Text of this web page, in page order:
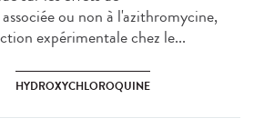
ou non à l'azithromycine,
expérimentale chez le...
HYDROXYCHLOROQUINE